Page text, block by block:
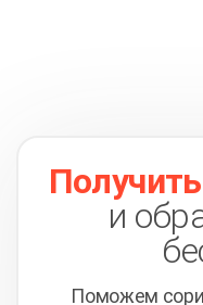
и
Поможем